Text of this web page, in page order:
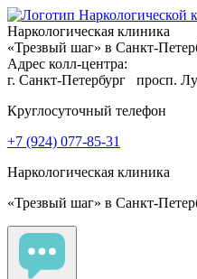
Наркологическая клиника
«Трезвый шаг» в Санкт-
Адрес колл-центра:
г. Санкт-Петербург
просп.
Круглосуточный телефон
+7 (924) 077-85-31
Наркологическая клиника
«Трезвый шаг» в Санкт-